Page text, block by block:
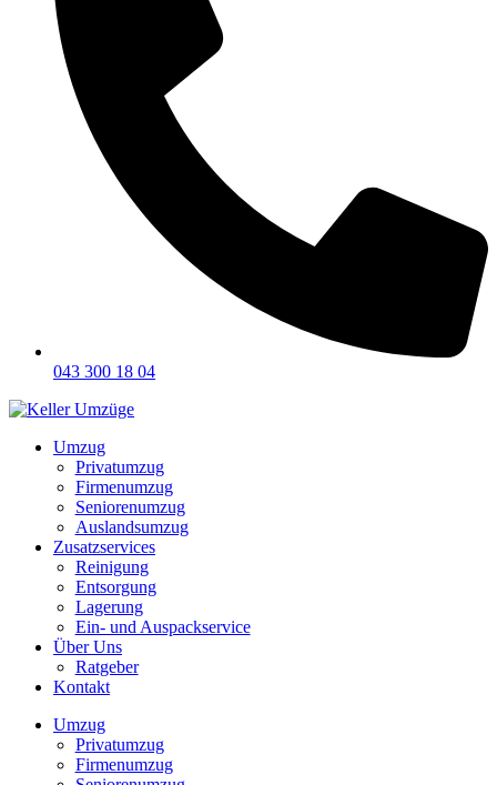
043 300 18 04
Umzug
Privatumzug
Firmenumzug
Seniorenumzug
Auslandsumzug
Zusatzservices
Reinigung
Entsorgung
Lagerung
Ein- und Auspackservice
Über Uns
Ratgeber
Kontakt
Umzug
Privatumzug
Firmenumzug